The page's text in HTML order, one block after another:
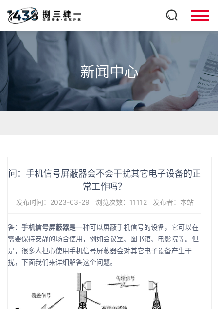
新闻中心
问：手机信号屏蔽器会不会干扰其它电子设备的正
常工作吗？
发布时间：2023-03-29 浏览次数：11112 发布者：本站
答： 手机信号屏蔽器是一种可以屏蔽手机信号的设备，它可以在
需要保持安静的场合使用，例如会议室、图书馆、电影院等。但
是，很多人担心使用手机信号屏蔽器会对其它电子设备产生干
扰，下面我们来详细解答这个问题。